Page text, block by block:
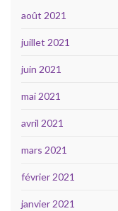
août 2021
juillet 2021
juin 2021
mai 2021
avril 2021
mars 2021
février 2021
janvier 2021